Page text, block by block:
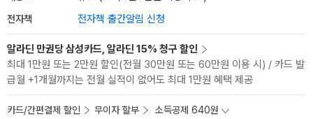
전자책 전자책 출간알림 신청
알라딘 만권당 삼성카드, 알라딘 15% 청구 할인
최대 1만원 또는 2만원 할인(전월 30만원 또는 60만원 이용 시) / 카드 발
급월 +1개월까지는 전월 실적이 없어도 최대 1만원 혜택 제공
카드/간편결제 할인 무이자 할부 소득공제 640원